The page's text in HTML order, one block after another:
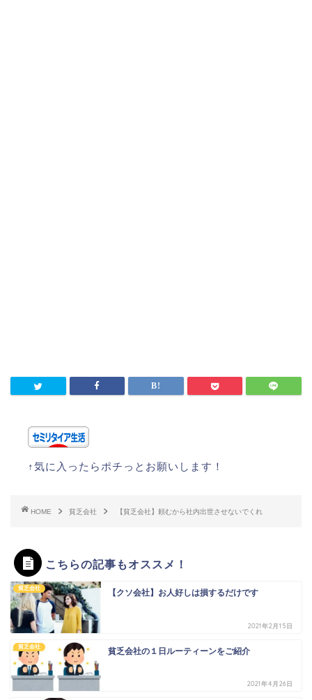
↑気に入ったらポチっとお願いします！
HOME 貧乏会社 【貧乏会社】頼むから社内出世させないでくれ
こちらの記事もオススメ！
貧乏会社 【クソ会社】お人好しは損するだけです
2021年2月15日
貧乏会社 貧乏会社の１日ルーティーンをご紹介
2021年4月26日